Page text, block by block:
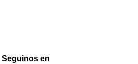
Seguinos en